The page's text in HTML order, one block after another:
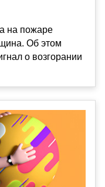
на пожаре
Об этом
о возгорании